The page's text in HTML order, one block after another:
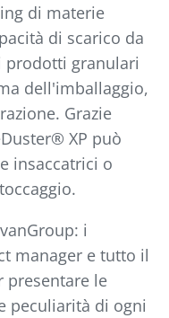
di materie
di scarico da
prodotti granulari
dell'imballaggio,
Grazie
XP può
insaccatrici o
i
manager e tutto il
presentare le
peculiarità di ogni